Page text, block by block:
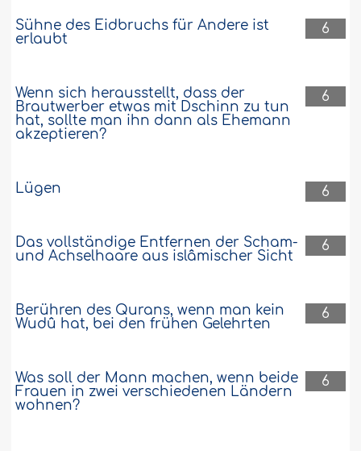
6
Sühne des Eidbruchs für Andere ist
erlaubt
6
Wenn sich herausstellt, dass der
Brautwerber etwas mit Dschinn zu tun
hat, sollte man ihn dann als Ehemann
akzeptieren?
6
Lügen
6
Das vollständige Entfernen der Scham-
und Achselhaare aus islâmischer Sicht
6
Berühren des Qurans, wenn man kein
Wudû hat, bei den frühen Gelehrten
6
Was soll der Mann machen, wenn beide
Frauen in zwei verschiedenen Ländern
wohnen?